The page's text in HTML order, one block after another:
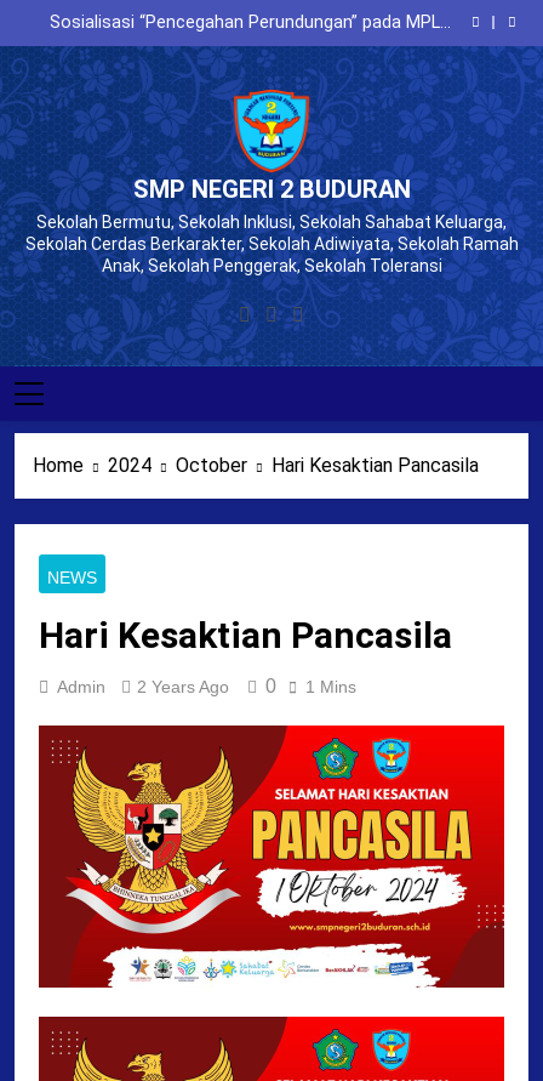
to
content
Sosialisasi “Pencegahan Perundungan” pada MPLS
SMPN 2 Buduran
Bentengi Generasi Muda, BNN Sidoarjo Beri
Penyuluhan “Bahaya NAPZA” pada MPLS SMPN 2
Buduran
Cerdas Bermedia Sosial, BLSDM Komdigi Beri
Penyuluhan Literasi Digital di MPLS SMPN 2 Buduran
SiDuLing Spenduran
Sosialisasi “Pencegahan Perundungan” pada MPLS
SMPN 2 Buduran
Bentengi Generasi Muda, BNN Sidoarjo Beri
Penyuluhan “Bahaya NAPZA” pada MPLS SMPN 2
Buduran
Cerdas Bermedia Sosial, BLSDM Komdigi Beri
Penyuluhan Literasi Digital di MPLS SMPN 2 Buduran
SMP NEGERI 2 BUDURAN
Sekolah Bermutu, Sekolah Inklusi, Sekolah Sahabat Keluarga,
Sekolah Cerdas Berkarakter, Sekolah Adiwiyata, Sekolah Ramah
Anak, Sekolah Penggerak, Sekolah Toleransi
Home 2024 October Hari Kesaktian Pancasila
NEWS
Hari Kesaktian Pancasila
Admin 2 Years Ago 0 1 Mins